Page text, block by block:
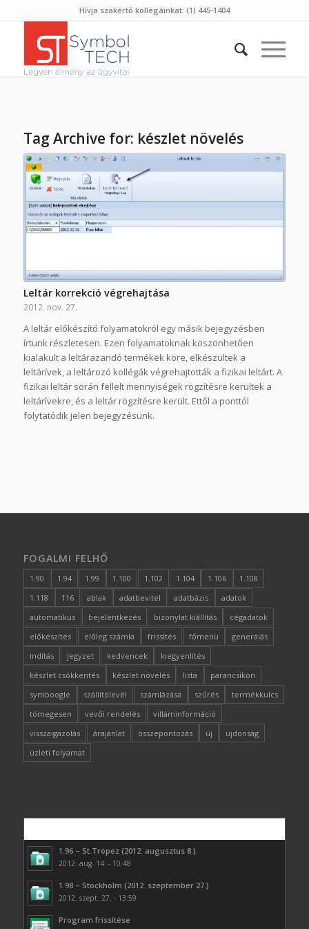
Hívja szakértő kollégáinkat: (1) 445-1404
Tag Archive for: készlet növelés
Leltár korrekció végrehajtása
2012. nov. 27.
A leltár előkészítő folyamatokról egy másik bejegyzésben
írtunk részletesen. Ezen folyamatoknak köszönhetően
kialakult a leltárazandó termékek köre, elkészültek a
leltárívek, a leltározó kollégák végrehajtották a fizikai leltárt. A
fizikai leltár során fellelt mennyiségek rögzítésre kerültek a
leltárívekre, és a leltár rögzítésre került. Ettől a ponttól
folytatódik jelen bejegyzésünk.
FOGALMI FELHŐ
1.90 1.94 1.99 1.100 1.102 1.104 1.106
1.108
1.118
116 ablak adatbevitel adatbázis
adatok
automatikus
bejelentkezés bizonylat kiállítás
cégadatok
előkészítés
előleg számla frissítés főmenü
generálás
indítás
jegyzet kedvencek
kiegyenlítés
készlet csökkentés
készlet növelés lista
parancsikon
symboogle
szállítólevél számlázása szűrés
termékkulcs
tömegesen
vevői rendelés
villáminformáció
visszaigazolás
árajánlat összepontozás új
újdonság
üzleti folyamat
1.96 – St.Tropez (2012. augusztus 8.)
2012. aug. 14. - 10:48
1.98 – Stockholm (2012. szeptember 27.)
2012. szept. 27. - 13:59
Program frissítése